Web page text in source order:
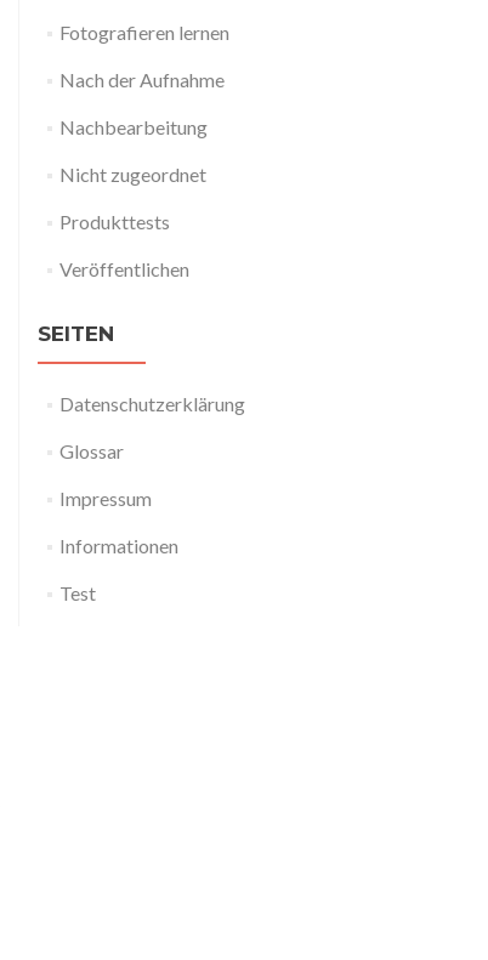
Fotografieren lernen
Nach der Aufnahme
Nachbearbeitung
Nicht zugeordnet
Produkttests
Veröffentlichen
SEITEN
Datenschutzerklärung
Glossar
Impressum
Informationen
Test